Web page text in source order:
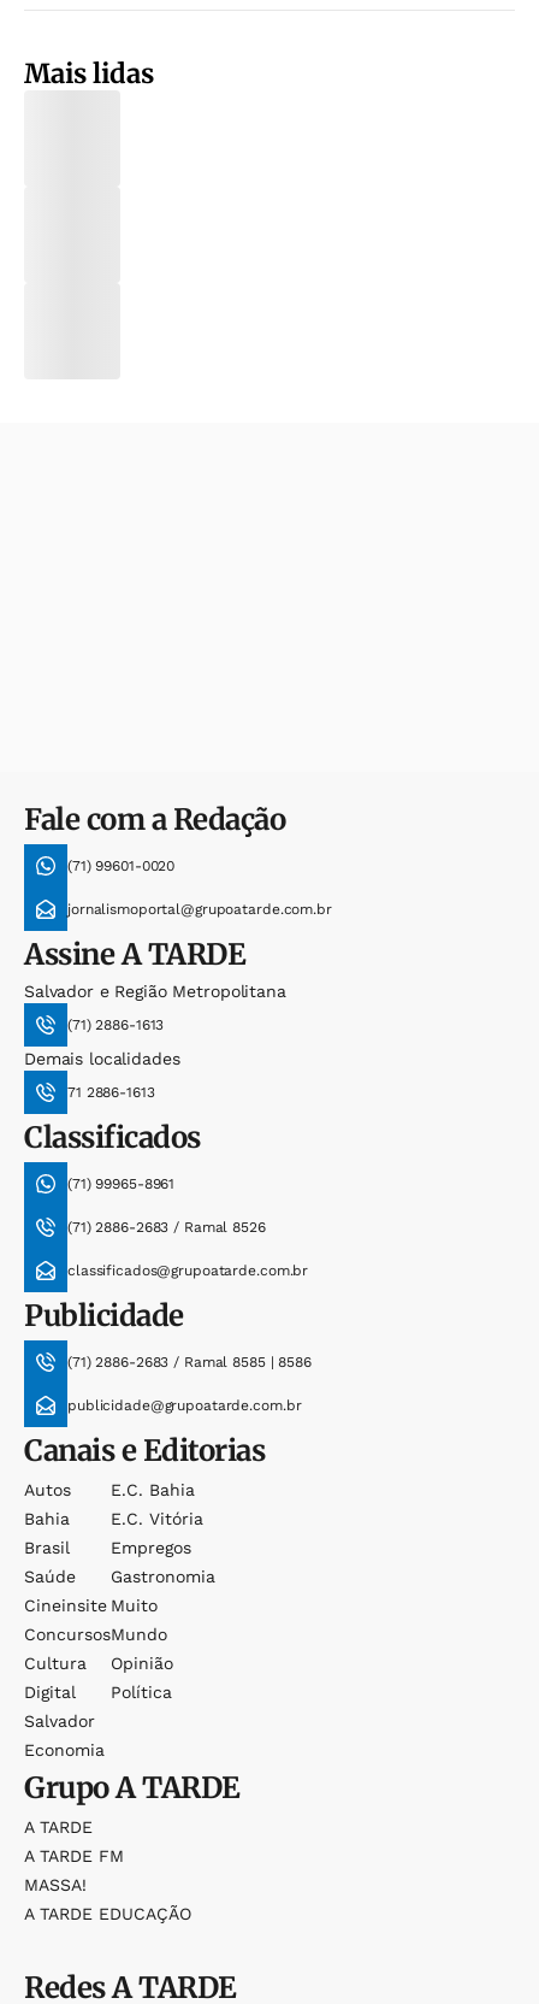
Mais lidas
Fale com a Redação
(71) 99601-0020
jornalismoportal@grupoatarde.com.br
AssineA TARDE
Salvador e Região Metropolitana
(71) 2886-1613
Demais localidades
71 2886-1613
Classificados
(71) 99965-8961
(71) 2886-2683 / Ramal 8526
classificados@grupoatarde.com.br
Publicidade
(71) 2886-2683 / Ramal 8585 | 8586
publicidade@grupoatarde.com.br
Canais e Editorias
Autos
Bahia
Brasil
Saúde
Cineinsite
Concursos
Cultura
Digital
Salvador
Economia
E.c. Bahia
E.c. Vitória
Empregos
Gastronomia
Muito
Mundo
Opinião
Política
GrupoA TARDE
A TARDE
A TARDE FM
MASSA!
A TARDE EDUCAÇÃO
RedesA TARDE